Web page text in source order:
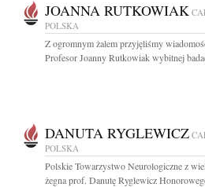
JOANNA RUTKOWIAK
POLSKA
Z ogromnym żalem przyjęliśmy
Profesor Joanny Rutkowiak wybitnej
DANUTA RYGLEWICZ
POLSKA
Polskie Towarzystwo Neurologiczne z
żegna prof. Danutę Ryglewicz